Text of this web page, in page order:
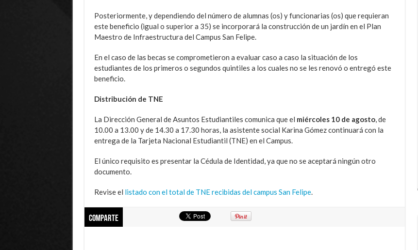
Posteriormente, y dependiendo del número de alumnas (os) y funcionarias (os) que requieran
este beneficio (igual o superior a 35) se incorporará la construcción de un jardín en el Plan
Maestro de Infraestructura del Campus San Felipe.
En el caso de las becas se comprometieron a evaluar caso a caso la situación de los
estudiantes de los primeros o segundos quintiles a los cuales no se les renovó o entregó este
beneficio.
Distribución de TNE
La Dirección General de Asuntos Estudiantiles comunica que el miércoles 10 de agosto, de
10.00 a 13.00 y de 14.30 a 17.30 horas, la asistente social Karina Gómez continuará con la
entrega de la Tarjeta Nacional Estudiantil (TNE) en el Campus.
El único requisito es presentar la Cédula de Identidad, ya que no se aceptará ningún otro
documento.
Revise el listado con el total de TNE recibidas del campus San Felipe.
Comparte